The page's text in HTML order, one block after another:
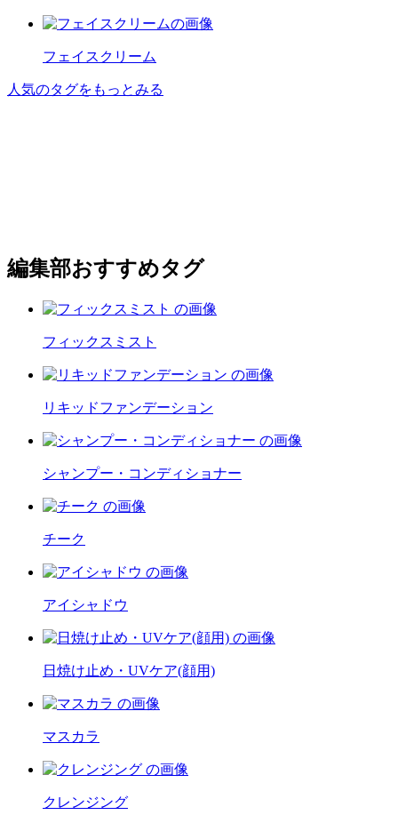
フェイスクリーム
人気のタグをもっとみる
編集部おすすめタグ
フィックスミスト
リキッドファンデーション
シャンプー・コンディショナー
チーク
アイシャドウ
日焼け止め・UVケア(顔用)
マスカラ
クレンジング